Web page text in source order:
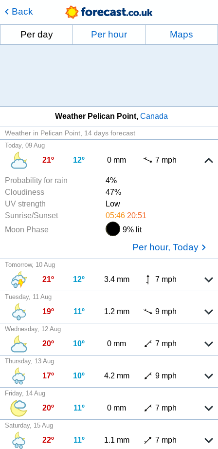
Back
Per day Per hour Maps
Weather Pelican Point Canada
Weather in Pelican Point 14 days forecast
Today, 09 Aug
21º 12º 0 mm 7 mph
Probability for rain
4%
Cloudiness
47%
UV strength
Low
Sunrise/Sunset
05:46 20:51
Moon Phase
9% lit
Per hour, Today
Tomorrow, 10 Aug
21º 12º 3.4 mm 7 mph
Tuesday, 11 Aug
19º 11º 1.2 mm 9 mph
Wednesday, 12 Aug
20º 10º 0 mm 7 mph
Thursday, 13 Aug
17º 10º 4.2 mm 9 mph
Friday, 14 Aug
20º 11º 0 mm 7 mph
Saturday, 15 Aug
22º 11º 1.1 mm 7 mph